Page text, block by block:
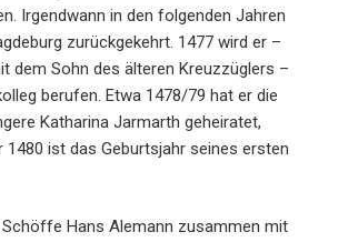
Irgendwann in den folgenden Jahren
zurückgekehrt. 1477 wird er –
dem Sohn des älteren Kreuzzüglers –
berufen. Etwa 1478/79 hat er die
Katharina Jarmarth geheiratet,
1480 ist das Geburtsjahr seines ersten
Schöffe Hans Alemann zusammen mit